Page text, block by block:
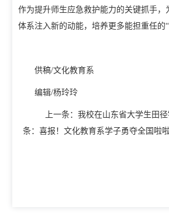
教学运行
学籍管理
校企合作
人才招聘
作为提升师生应急救护能力的关键抓手，
体系注入新的动能，培养更多能担重任的“
供稿/文化教育系
编辑/杨玲玲
上一条： 我校在山东省大学生田
条： 喜报！文化教育系学子勇夺全国啦